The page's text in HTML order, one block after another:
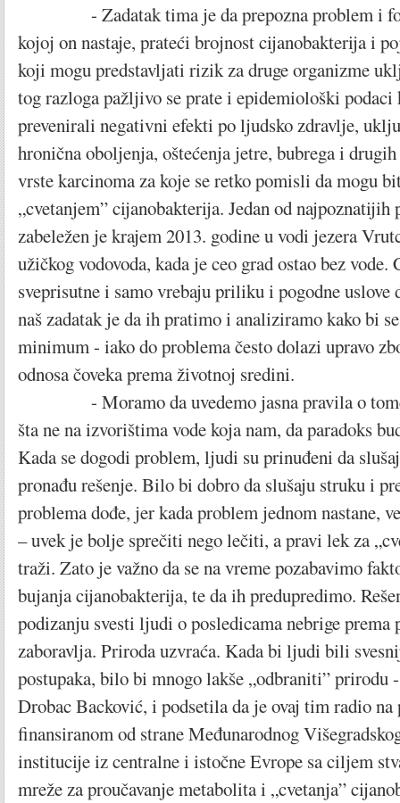
- Zadatak tima je da prepozna problem i
kojoj on nastaje, prateći brojnost cijanobakterija i
koji mogu predstavljati rizik za druge organizme
tog razloga pažljivo se prate i epidemiološki
prevenirali negativni efekti po ljudsko zdravlje,
hronična oboljenja, oštećenja jetre, bubrega i
vrste karcinoma za koje se retko pomisli da mogu
„cvetanjem” cijanobakterija. Jedan od najpoznatijih
zabeležen je krajem 2013. godine u vodi jezera
užičkog vodovoda, kada je ceo grad ostao bez
sveprisutne i samo vrebaju priliku i pogodne uslove
naš zadatak je da ih pratimo i analiziramo kako bi
minimum - iako do problema često dolazi upravo
odnosa čoveka prema životnoj sredini.
- Moramo da uvedemo jasna pravila o tome
šta ne na izvorištima vode koja nam, da paradoks
Kada se dogodi problem, ljudi su prinuđeni da
pronađu rešenje. Bilo bi dobro da slušaju struku i
problema dođe, jer kada problem jednom nastane,
– uvek je bolje sprečiti nego lečiti, a pravi lek za
traži. Zato je važno da se na vreme pozabavimo
bujanja cijanobakterija, te da ih predupredimo.
podizanju svesti ljudi o posledicama nebrige
zaboravlja. Priroda uzvraća. Kada bi ljudi bili
postupaka, bilo bi mnogo lakše „odbraniti” prirodu
Drobac Backović, i podsetila da je ovaj tim radio
finansiranom od strane Međunarodnog
institucije iz centralne i istočne Evrope sa ciljem
mreže za proučavanje metabolita i „cvetanja”